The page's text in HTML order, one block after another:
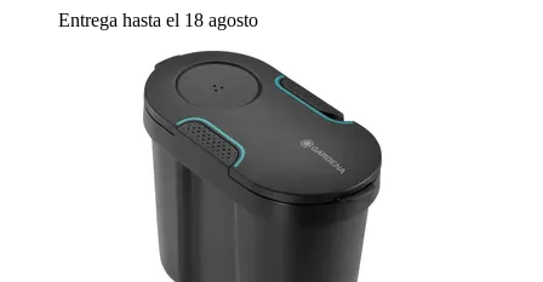
Entrega hasta el 18 agosto